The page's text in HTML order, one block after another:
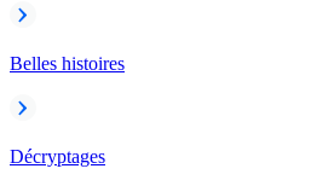
Belles histoires
Décryptages